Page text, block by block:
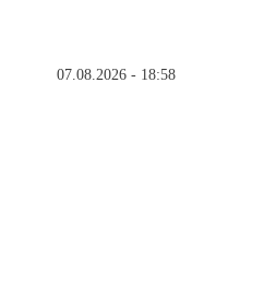
07.08.2026 - 18:58